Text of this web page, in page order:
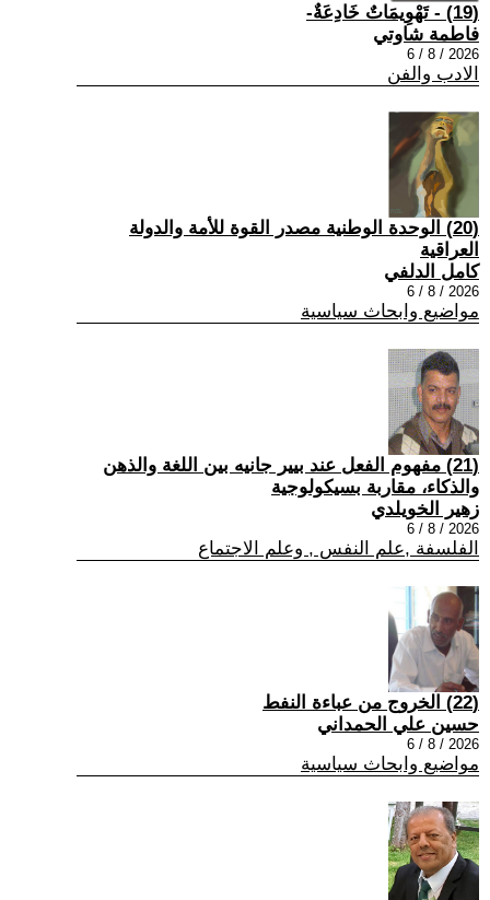
(19) - تَهْوِيمَاتٌ خَادِعَةٌ-
فاطمة شاوتي
2026 / 8 / 6
الادب والفن
(20) الوحدة الوطنية مصدر القوة للأمة والدولة
العراقية
كامل الدلفي
2026 / 8 / 6
مواضيع وابحاث سياسية
(21) مفهوم الفعل عند بيير جانيه بين اللغة والذهن
والذكاء، مقاربة بسيكولوجية
زهير الخويلدي
2026 / 8 / 6
الفلسفة ,علم النفس , وعلم الاجتماع
(22) الخروج من عباءة النفط
حسين علي الحمداني
2026 / 8 / 6
مواضيع وابحاث سياسية